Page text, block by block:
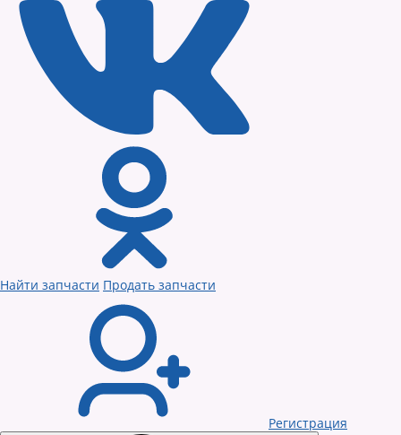
Найти запчасти Продать запчасти
Регистрация